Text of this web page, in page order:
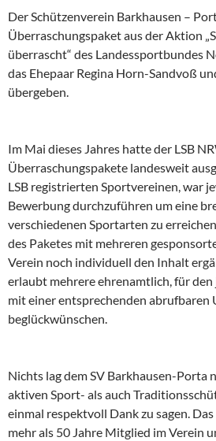
Der Schützenverein Barkhausen –
Überraschungspaket aus der Aktion
überrascht“ des Landessportbundes
das Ehepaar Regina Horn-Sandvoß
übergeben.
Im Mai dieses Jahres hatte der LSB
Überraschungspakete landesweit
LSB registrierten Sportvereinen, war
Bewerbung durchzuführen um eine
verschiedenen Sportarten zu
des Paketes mit mehreren
Verein noch individuell den Inhalt
erlaubt mehrere ehrenamtlich, für den
mit einer entsprechenden abrufbaren
beglückwünschen.
Nichts lag dem SV Barkhausen-Porta
aktiven Sport- als auch
einmal respektvoll Dank zu sagen.
mehr als 50 Jahre Mitglied im Verein